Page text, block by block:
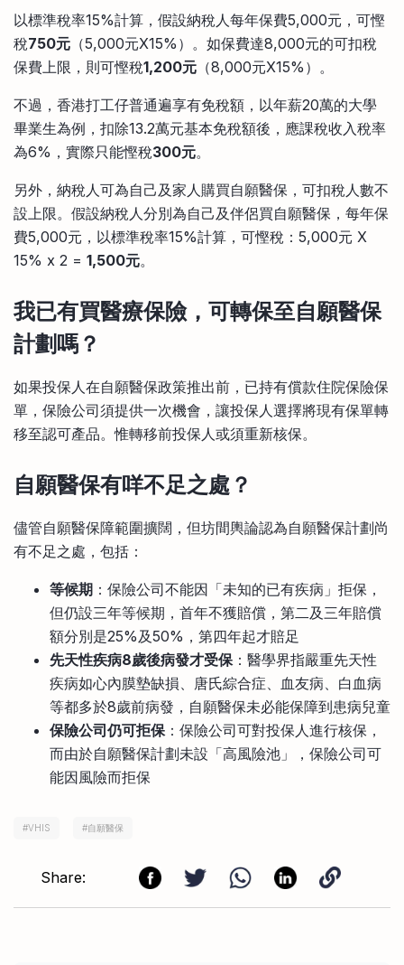
以標準稅率15%計算，假設納稅人每年保費5,000元，可慳
稅750元 （5,000元X15%）。如保費達8,000元的可扣稅
保費上限，則可慳稅1,200元 （8,000元X15%）。
不過，香港打工仔普通遍享有免稅額，以年薪20萬的大學
畢業生為例，扣除13.2萬元基本免稅額後，應課稅收入稅率
為6%，實際只能慳稅300元。
另外，納稅人可為自己及家人購買自願醫保，可扣稅人數不
設上限。假設納稅人分別為自己及伴侶買自願醫保，每年保
費5,000元，以標準稅率15%計算，可慳稅：5,000元 X
15% x 2 = 1,500元。
我已有買醫療保險，可轉保至自願醫保
計劃嗎？
如果投保人在自願醫保政策推出前，已持有償款住院保險保
單，保險公司須提供一次機會，讓投保人選擇將現有保單轉
移至認可產品。惟轉移前投保人或須重新核保。
自願醫保有咩不足之處？
儘管自願醫保障範圍擴闊，但坊間輿論認為自願醫保計劃尚
有不足之處，包括：
等候期 ：保險公司不能因「未知的已有疾病」拒保，
但仍設三年等候期，首年不獲賠償，第二及三年賠償
額分別是25%及50%，第四年起才賠足
先天性疾病8歲後病發才受保 ：醫學界指嚴重先天性
疾病如心內膜墊缺損、唐氏綜合症、血友病、白血病
等都多於8歲前病發，自願醫保未必能保障到患病兒童
保險公司仍可拒保 ：保險公司可對投保人進行核保，
而由於自願醫保計劃未設「高風險池」，保險公司可
能因風險而拒保
#VHIS #自願醫保
Share: